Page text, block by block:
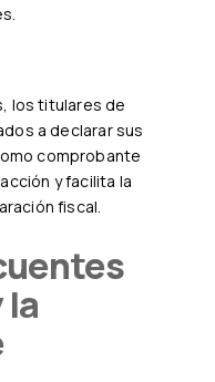
a declarar sus
comprobante
y facilita la
fiscal.
la